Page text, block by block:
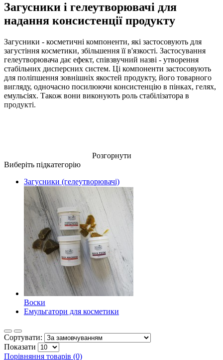
Загусники і гелеутворювачі для
надання консистенції продукту
Загусники - косметичні компоненти, які застосовують для
загустіння косметики, збільшення її в'язкості. Застосування
гелеутворювача дає ефект, співзвучний назві - утворення
стабільних дисперсних систем. Ці компоненти застосовують
для поліпшення зовнішніх якостей продукту, його товарного
вигляду, одночасно посилюючи консистенцію в пінках, гелях,
емульсіях. Також вони виконують роль стабілізатора в
продукті.
Розгорнути
Виберіть підкатегорію
Загусники (гелеутворювачі)
Воски
Емульгатори для косметики
Сортувати:
Показати
Порівняння товарів (0)